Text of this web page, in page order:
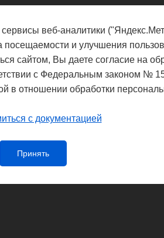
веб-аналитики
и улучшения
сайтом, Вы даете согласие на
с Федеральным законом №
в отношении обработки
с документацией
Принять